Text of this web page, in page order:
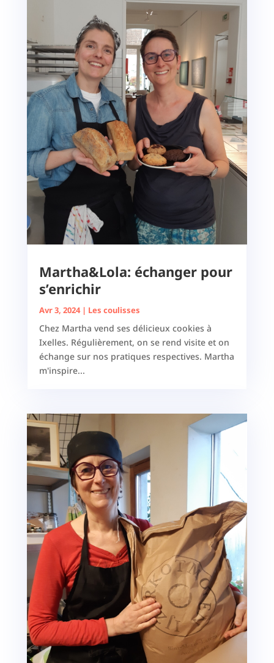
Martha&Lola: échanger pour
s’enrichir
Avr 3, 2024| Les coulisses
Chez Martha vend ses délicieux cookies à
Ixelles. Régulièrement, on se rend visite et on
échange sur nos pratiques respectives. Martha
m'inspire...